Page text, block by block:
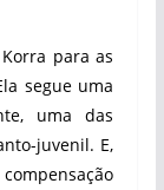
para as
segue uma
uma das
juvenil. E,